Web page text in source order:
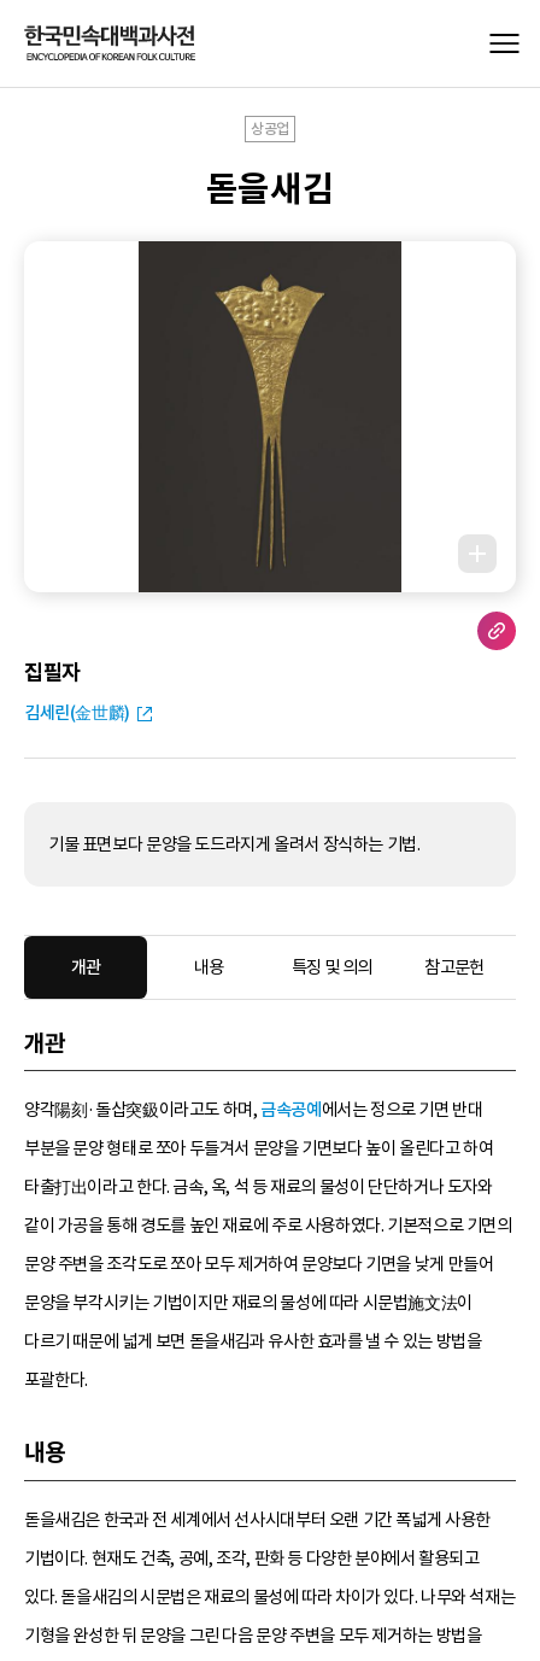
상공업
돋을새김
집필자
김세린(金世麟)
기물 표면보다 문양을 도드라지게 올려서 장식하는 기법.
개관 내용 특징 및 의의 참고문헌
개관
양각陽刻·돌삽突鈒이라고도 하며, 금속공예 에서는 정으로 기면 반대
부분을 문양 형태로 쪼아 두들겨서 문양을 기면보다 높이 올린다고 하여
타출打出이라고 한다. 금속, 옥, 석 등 재료의 물성이 단단하거나 도자와
같이 가공을 통해 경도를 높인 재료에 주로 사용하였다. 기본적으로 기면의
문양 주변을 조각도로 쪼아 모두 제거하여 문양보다 기면을 낮게 만들어
문양을 부각시키는 기법이지만 재료의 물성에 따라 시문법施文法이
다르기 때문에 넓게 보면 돋을새김과 유사한 효과를 낼 수 있는 방법을
포괄한다.
내용
돋을새김은 한국과 전 세계에서 선사시대부터 오랜 기간 폭넓게 사용한
기법이다. 현재도 건축, 공예, 조각, 판화 등 다양한 분야에서 활용되고
있다. 돋을새김의 시문법은 재료의 물성에 따라 차이가 있다. 나무와 석재는
기형을 완성한 뒤 문양을 그린 다음 문양 주변을 모두 제거하는 방법을